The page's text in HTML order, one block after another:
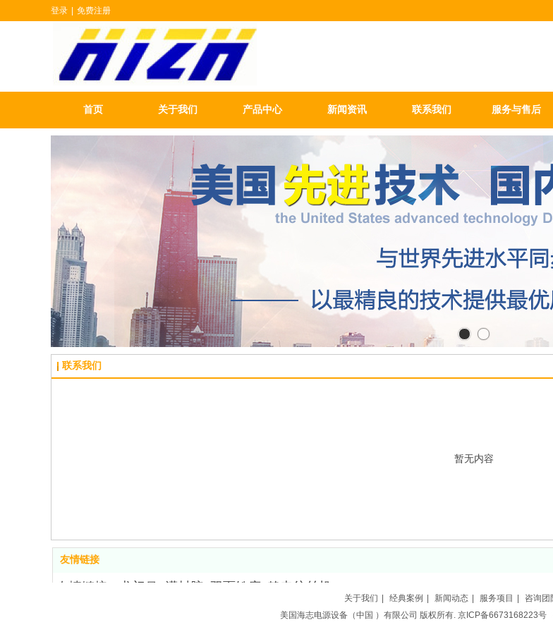
登录 免费注册
首页 关于我们 产品中心 新闻资讯 联系我们 服务与售后
联系我们
暂无内容
友情链接
友情链接： 龙门吊 灌封胶 双面铣床 静电纺丝机
关于我们 经典案例 新闻动态 服务项目 咨询团
美国海志电源设备（中国 ）有限公司 版权所有. 京ICP备6673168223